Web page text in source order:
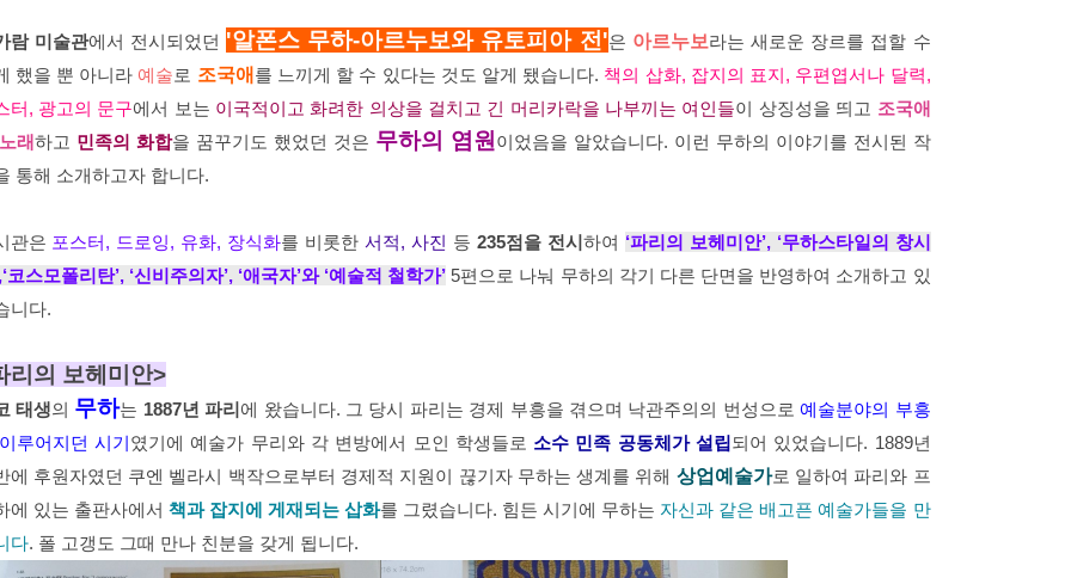
람 미술관에서 전시되었던 '알폰스 무하-아르누보와 유토피아 전'은 아르누보라는 새로운 장르를 접할 수
했을 뿐 아니라 예술로 조국애 를 느끼게 할 수 있다는 것도 알게 됐습니다. 책의 삽화, 잡지의 표지, 우편엽서나 달력,
터, 광고의 문구에서 보는 이국적이고 화려한 의상을 걸치고 긴 머리카락을 나부끼는 여인들이 상징성을 띄고 조국애
래하고 민족의 화합을 꿈꾸기도 했었던 것은 무하의 염원 이었음을 알았습니다. 이런 무하의 이야기를 전시된 작
통해 소개하고자 합니다.
관은 포스터, 드로잉, 유화, 장식화를 비롯한서적, 사진 등 235점을 전시하여 ‘파리의 보헤미안’, ‘무하스타일의 창시
코스모폴리탄’, ‘신비주의자’, ‘애국자’와 ‘예술적 철학가’ 5편으로 나눠 무하의 각기 다른 단면을 반영하여 소개하고 있
니다.
리의 보헤미안>
태생의 무하는 1887년 파리에 왔습니다. 그 당시 파리는 경제 부흥을 겪으며 낙관주의의 번성으로예술분야의 부흥
루어지던 시기였기에 예술가 무리와 각 변방에서 모인 학생들로 소수 민족 공동체가 설립되어 있었습니다. 1889년
에 후원자였던 쿠엔 벨라시 백작으로부터 경제적 지원이 끊기자 무하는 생계를 위해 상업예술가로 일하여 파리와 프
에 있는 출판사에서 책과 잡지에 게재되는 삽화를 그렸습니다. 힘든 시기에 무하는 자신과 같은 배고픈 예술가들을 만
다. 폴 고갱도 그때 만나 친분을 갖게 됩니다.